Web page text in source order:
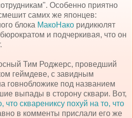
Особенно приятно
самих же японцев:
блока МакоНако ридикюлят
и подчеркивая, что он
Тим Роджерс, проведший
геймдеве, с завидным
говнобложике под названием
выпады в сторону сквари. Вот,
что скварениксу похуй на то, что
в комменты прислали его же